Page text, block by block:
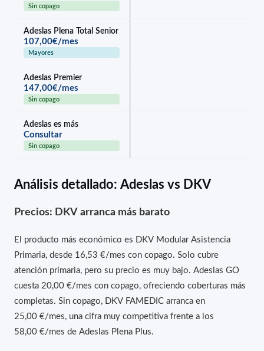
Sin copago
Adeslas Plena Total Senior
107,00€/mes
Mayores
Adeslas Premier
147,00€/mes
Sin copago
Adeslas es más
Consultar
Sin copago
Análisis detallado: Adeslas vs DKV
Precios: DKV arranca más barato
El producto más económico es DKV Modular Asistencia
Primaria, desde 16,53 €/mes con copago. Solo cubre
atención primaria, pero su precio es muy bajo. Adeslas GO
cuesta 20,00 €/mes con copago, ofreciendo coberturas más
completas. Sin copago, DKV FAMEDIC arranca en
25,00 €/mes, una cifra muy competitiva frente a los
58,00 €/mes de Adeslas Plena Plus.